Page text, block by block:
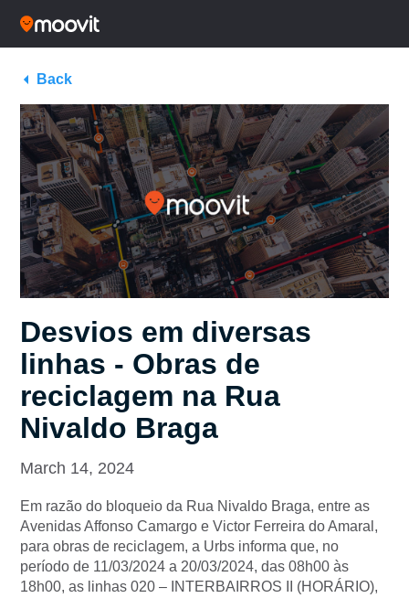
Back
Desvios em diversas
linhas - Obras de
reciclagem na Rua
Nivaldo Braga
March 14, 2024
Em razão do bloqueio da Rua Nivaldo Braga, entre as
Avenidas Affonso Camargo e Victor Ferreira do Amaral,
para obras de reciclagem, a Urbs informa que, no
período de 11/03/2024 a 20/03/2024, das 08h00 às
18h00, as linhas 020 – INTERBAIRROS II (HORÁRIO),